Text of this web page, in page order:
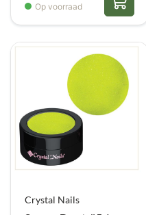
Op voorraad
Crystal Nails